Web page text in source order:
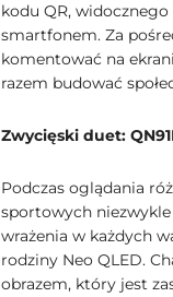
kodu QR, widocznego
smartfonem. Za
komentować na
razem budować
Zwycięski duet:
Podczas oglądania
sportowych
wrażenia w każdych
rodziny Neo QLED.
obrazem, który jest